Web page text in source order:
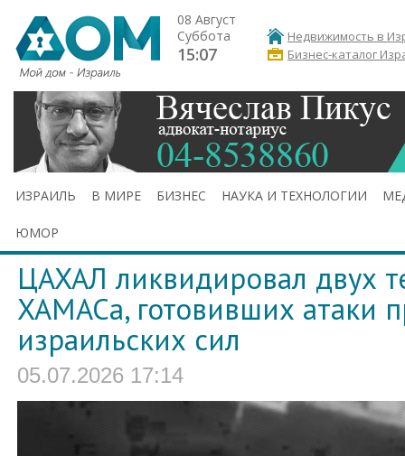
08 Август
Суббота
15:07
Недвижимость в
Бизнес-каталог
ИЗРАИЛЬ В МИРЕ БИЗНЕС НАУКА И ТЕХНОЛОГИИ
ЮМОР
ЦАХАЛ ликвидировал двух
ХАМАСа, готовивших атаки
израильских сил
05.07.2026 17:14